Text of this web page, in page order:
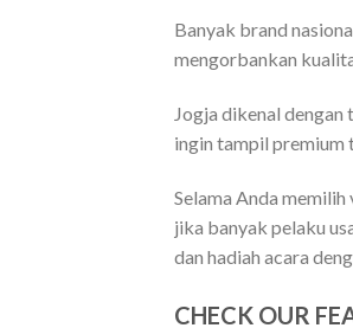
Banyak brand
mengorbankan
Jogja dikenal
ingin tampil premium
Selama Anda
jika banyak pelaku
dan hadiah acara
CHECK OUR